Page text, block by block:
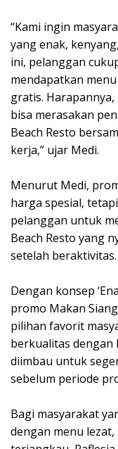
‎“Kami ingin
yang enak,
ini, pelanggan
mendapatkan
gratis.
bisa merasakan
Beach Resto
kerja,” ujar Medi.
‎Menurut Medi,
harga spesial,
pelanggan untuk
Beach Resto yang
setelah beraktivitas.
‎Dengan konsep
promo Makan
pilihan favorit
berkualitas dengan
diimbau untuk
sebelum periode
‎Bagi masyarakat
dengan menu